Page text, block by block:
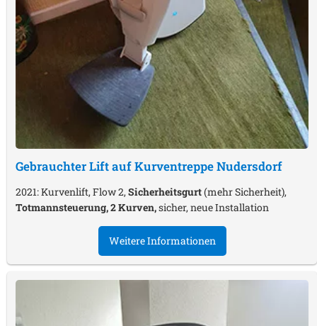
Gebrauchter Lift auf KurventreppeNudersdorf
2021: Kurvenlift, Flow 2, Sicherheitsgurt(mehr Sicherheit),
Totmannsteuerung, 2 Kurven,sicher, neue Installation
Weitere Informationen